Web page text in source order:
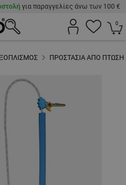
για παραγγελίες άνω των 100 €
0
ΠΡΟΣΤΑΣΙΑ ΑΠΟ ΠΤΩΣΗ